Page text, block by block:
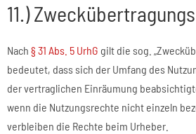
11.)
Nach § 31 Abs. 5 UrhG gilt die sog.
bedeutet, dass sich der Umfang des
der vertraglichen Einräumung
wenn die Nutzungsrechte nicht einzeln
verbleiben die Rechte beim Urheber.